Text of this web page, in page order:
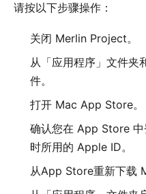
请按以下步骤操作：
关闭 Merlin Project。
从「应用程序」文件夹
件。
打开 Mac App Store。
确认您在 App Store
时所用的 Apple ID。
从App Store重新下载